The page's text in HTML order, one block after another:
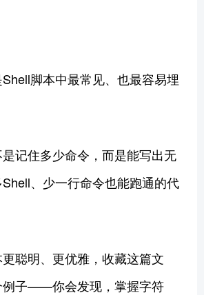
脚本中最常见、也最容易埋
记住多少命令，而是能写出无
、少一行命令也能跑通的代
聪明、更优雅，收藏这篇文
例子——你会发现，掌握字符